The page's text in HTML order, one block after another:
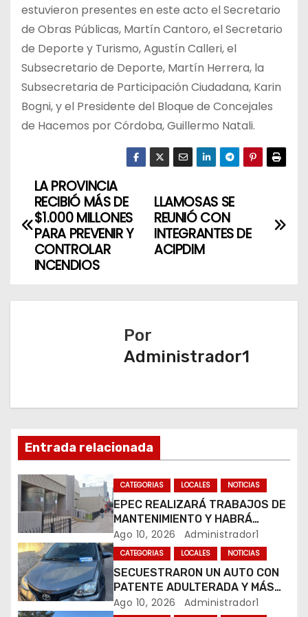
estuvieron presentes en este acto el Secretario
de Obras Públicas, Martín Cantoro, el Secretario
de Deporte y Turismo, Agustín Calleri, el
Subsecretario de Deporte, Martín Herrera, la
Subsecretaria de Participación Ciudadana, Karin
Bogni, y el Presidente del Bloque de Concejales
de Hacemos por Córdoba, Guillermo Natali.
N
a
g
n
d
e
e
n
t
LLAMOSAS SE
REUNIÓ CON
INTEGRANTES DE
ACIPDIM
LA PROVINCIA
RECIBIÓ MÁS DE
$1.000 MILLONES
PARA PREVENIR Y
CONTROLAR
INCENDIOS
Por
Administrador1
Entrada relacionada
CATEGORIAS LOCALES NOTICIAS
EPEC REALIZARÁ TRABAJOS DE
MANTENIMIENTO Y HABRÁ
CORTES DE LUZ EN DISTINTOS
SECTORES DE RÍO CUARTO
Ago 10, 2026 Administrador1
CATEGORIAS LOCALES NOTICIAS
SECUESTRARON UN AUTO CON
PATENTE ADULTERADA Y MÁS
DE 20 MOTOS DURANTE LOS
Ago 10, 2026 Administrador1